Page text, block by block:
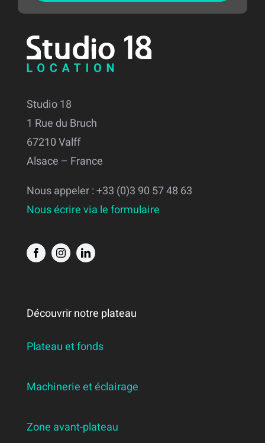
Studio 18
1 Rue du Bruch
67210 Valff
Alsace – France
Nous appeler : +33 (0)3 90 57 48 63
Nous écrire via le formulaire
Découvrir notre plateau
Plateau et fonds
Machinerie et éclairage
Zone avant-plateau